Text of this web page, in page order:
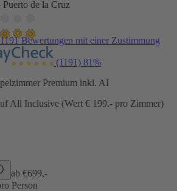
de la Cruz
Bewertungen mit einer Zustimmung
(1191) 81%
Premium inkl. AI
All Inclusive (Wert € 199.- pro Zimmer)
ab €699,-
Person